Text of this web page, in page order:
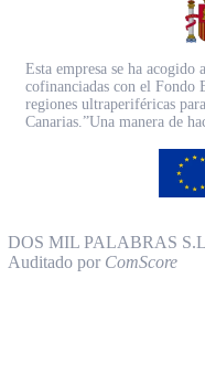
Esta empresa se ha acogido
cofinanciadas con el Fondo
regiones ultraperiféricas
Canarias.”Una manera de
DOS MIL PALABRAS
Auditado por ComScore